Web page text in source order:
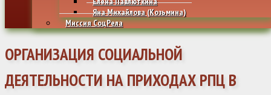
Яна Михайлова (Козьмина)
Миссия СоцРела
ОРГАНИЗАЦИЯ СОЦИАЛЬНОЙ
ДЕЯТЕЛЬНОСТИ НА ПРИХОДАХ РПЦ В